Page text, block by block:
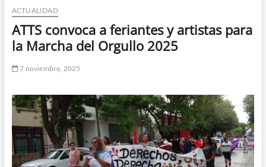
d
e
ACTUALIDAD
ATTS convoca a feriantes y artistas para
la Marcha del Orgullo 2025
7 noviembre, 2025